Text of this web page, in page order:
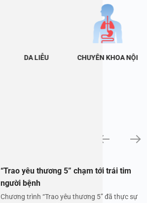
DA LIỄU CHUYÊN KHOA NỘI
“Trao yêu thương 5” chạm tới trái tim
người bệnh
Chương trình “Trao yêu thương 5” đã thực sự